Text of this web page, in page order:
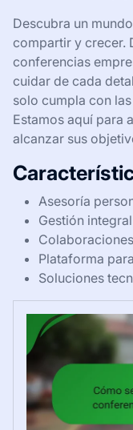
Descubra un
compartir y crecer.
conferencias
cuidar de cada
solo cumpla con
Estamos aquí para
alcanzar sus
Asesoría
Gestión
Plataforma
Soluciones